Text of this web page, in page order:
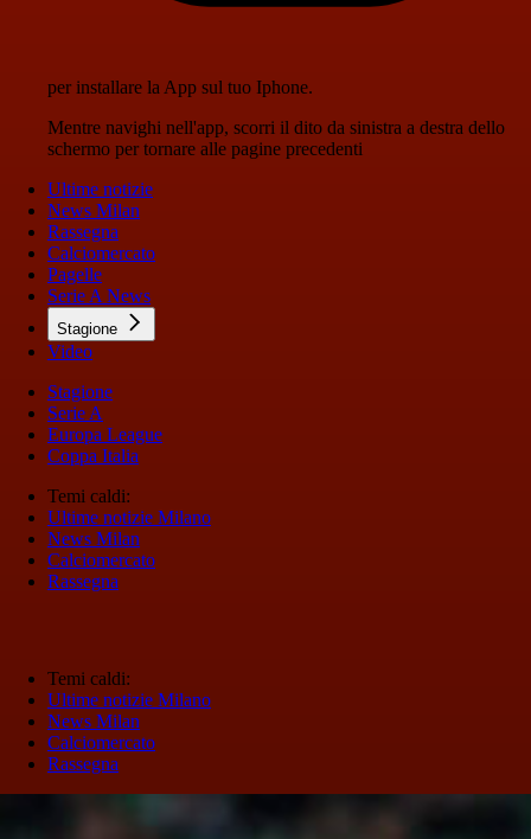
per installare la App sul tuo Iphone.
Mentre navighi nell'app, scorri il dito da sinistra a destra dello
schermo per tornare alle pagine precedenti
Ultime notizie
News Milan
Rassegna
Calciomercato
Pagelle
Serie A News
Stagione
Video
Stagione
Serie A
Europa League
Coppa Italia
Temi caldi:
Ultime notizie Milano
News Milan
Calciomercato
Rassegna
Temi caldi:
Ultime notizie Milano
News Milan
Calciomercato
Rassegna